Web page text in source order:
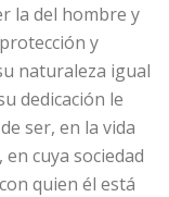
la del hombre y
y
naturaleza igual
dedicación le
ser, en la vida
cuya sociedad
quien él está